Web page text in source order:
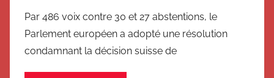
Messager
Suisse
Par 486 voix contre 30 et 27 abstentions, le
Parlement européen a adopté une résolution
condamnant la décision suisse de